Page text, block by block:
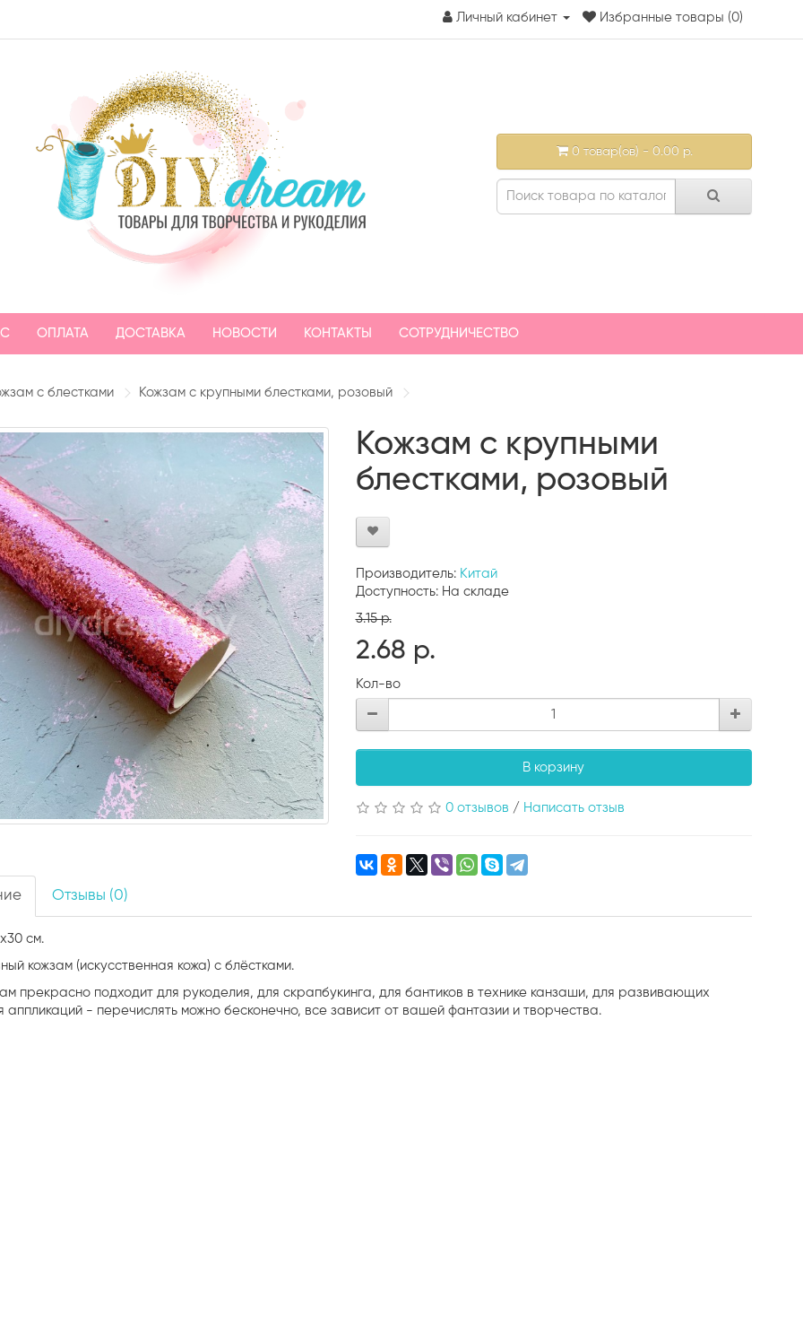
Личный кабинет Избранные товары (0)
0 товар(ов) - 0.00 р.
ОПЛАТА ДОСТАВКА НОВОСТИ КОНТАКТЫ СОТРУДНИЧЕСТВО
с блестками Кожзам с крупными блестками, розовый
Кожзам с крупными
блестками, розовый
Производитель: Китай
Доступность: На складе
3.15 р.
2.68 р.
Кол-во
В корзину
0 отзывов / Написать отзыв
Отзывы (0)
см.
кожзам (искусственная кожа) с блёстками.
прекрасно подходит для рукоделия, для скрапбукинга, для бантиков в технике канзаши, для развивающих
аппликаций - перечислять можно бесконечно, все зависит от вашей фантазии и творчества.